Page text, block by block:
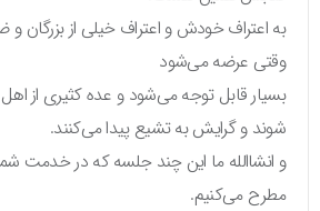
به اعتراف خودش و اعتراف خیلی از بزرگان و
وقتی عرضه می‌شود
بسیار قابل توجه می‌شود و عده کثیری از
شوند و گرایش به تشیع پیدا می‌کنند.
و انشاالله ما این چند جلسه که در خدمت
مطرح می‌کنیم.